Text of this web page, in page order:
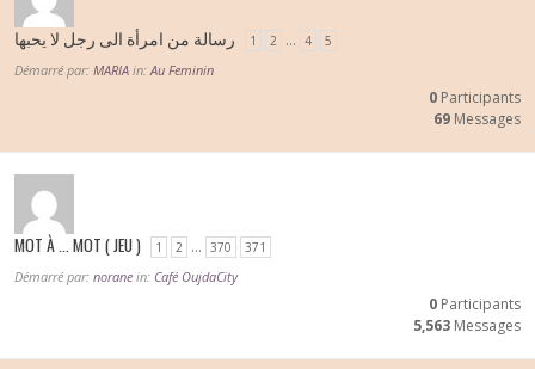
رسالة من امرأة الى رجل لا يحبها 1 2 … 4 5
Démarré par: MARIA in: Au Feminin
0 Participants
69 Messages
MOT À … MOT ( JEU ) 1 2 … 370 371
Démarré par: norane in: Café OujdaCity
0 Participants
5,563 Messages